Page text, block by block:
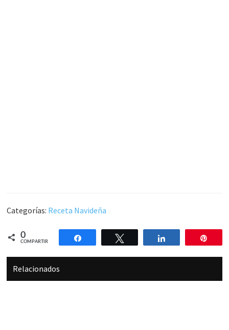
Categorías: Receta Navideña
0
COMPARTIR
Compartir Compartir
Relacionados